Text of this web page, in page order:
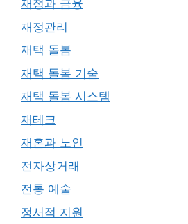
재정과 금융
재정관리
재택 돌봄
재택 돌봄 기술
재택 돌봄 시스템
재테크
재혼과 노인
전자상거래
전통 예술
정서적 지원